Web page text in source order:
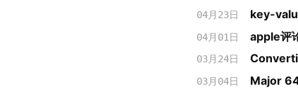
04月23日 key-
04月01日 apple评
03月24日
03月04日 Major